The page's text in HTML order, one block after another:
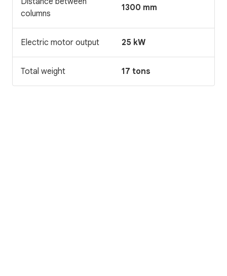
columns
1300 mm
Electric motor output 25 kW
Total weight 17 tons